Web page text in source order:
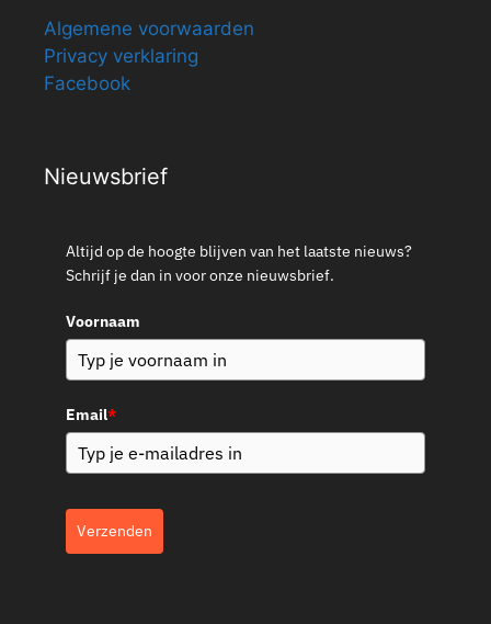
Algemene voorwaarden
Privacy verklaring
Facebook
Nieuwsbrief
Altijd op de hoogte blijven van het laatste nieuws?
Schrijf je dan in voor onze nieuwsbrief.
Voornaam
Email*
Verzenden